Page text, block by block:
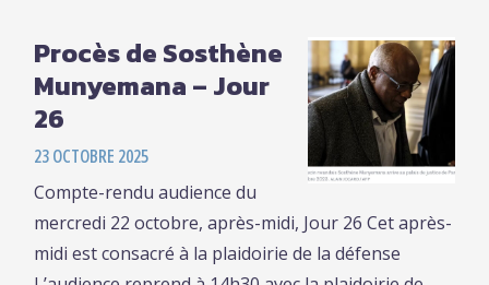
Procès de Sosthène
Munyemana – Jour
26
23 OCTOBRE 2025
Compte-rendu audience du
mercredi 22 octobre, après-midi, Jour 26 Cet après-
midi est consacré à la plaidoirie de la défense